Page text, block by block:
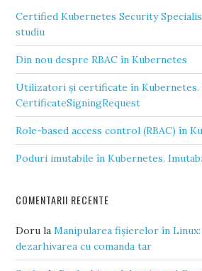
Certified Kubernetes Security
studiu
Din nou despre RBAC în Kubernetes
Utilizatori și certificate în Kubernetes.
CertificateSigningRequest
Role-based access control (RBAC) în
Poduri imutabile în Kubernetes.
COMENTARII RECENTE
Doru laManipularea fișierelor în
dezarhivarea cu comanda tar